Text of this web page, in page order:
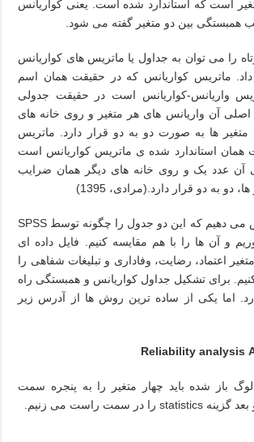
است که استاندارد شده است. یعنی کواریانس
همبستگی بین دو متغیر گفته می شود.
را می توان به جداول یا ماتریس های کواریانس
ماتریس کواریانس که در حقیقت همان اسم
واریانس-کواریانس است در حقیقت جدولی
آن واریانس های هر متغیر و روی خانه های
متغیر ها به صورت دو به دو قرار دارد. ماتریس
همان استاندارد شده ی ماتریس کواریانس است
عدد یک و روی خانه های دیگر همان ضرایب
دو به دو قرار دارد.(مرادی، 1395)
می دهیم که این دو جدول را چگونه توسط SPSS
و آن ها را با هم مقایسه کنیم. فایل داده ای
اعتماد، رضایت، وفاداری و تبلیغات شفاهی را
برای تشکیل جداول کواریانس و همبستگی راه
اما یکی از ساده ترین روش ها از آدرس زیر
Reliability analysis
باز شده باید چهار متغیر را به پنجره سمت
گزینهstatistics را در سمت راست می زنیم.